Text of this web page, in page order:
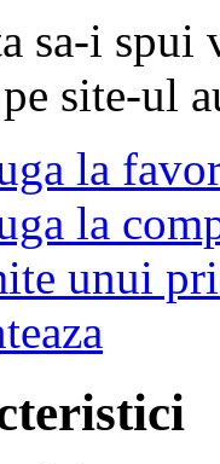
sa-i spui
site-ul
la
la
unui